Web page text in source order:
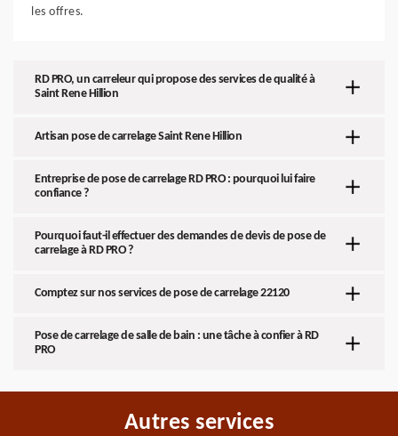
les offres.
RD PRO, un carreleur qui propose des services de qualité à
Saint Rene Hillion
Artisan pose de carrelage Saint Rene Hillion
Entreprise de pose de carrelage RD PRO : pourquoi lui faire
confiance ?
Pourquoi faut-il effectuer des demandes de devis de pose de
carrelage à RD PRO ?
Comptez sur nos services de pose de carrelage 22120
Pose de carrelage de salle de bain : une tâche à confier à RD
PRO
Autres services